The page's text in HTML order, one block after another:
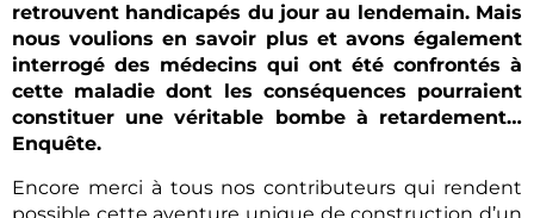
retrouvent handicapés du jour au lendemain. Mais
nous voulions en savoir plus et avons également
interrogé des médecins qui ont été confrontés à
cette maladie dont les conséquences pourraient
constituer une véritable bombe à retardement…
Enquête.
Encore merci à tous nos contributeurs qui rendent